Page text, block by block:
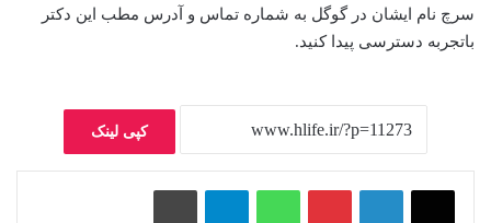
سرچ نام ایشان در گوگل به شماره تماس و آدرس مطب این دکتر
باتجربه دسترسی پیدا کنید.
کپی لینک
پینتریستواتس آپ تلگرام چاپ